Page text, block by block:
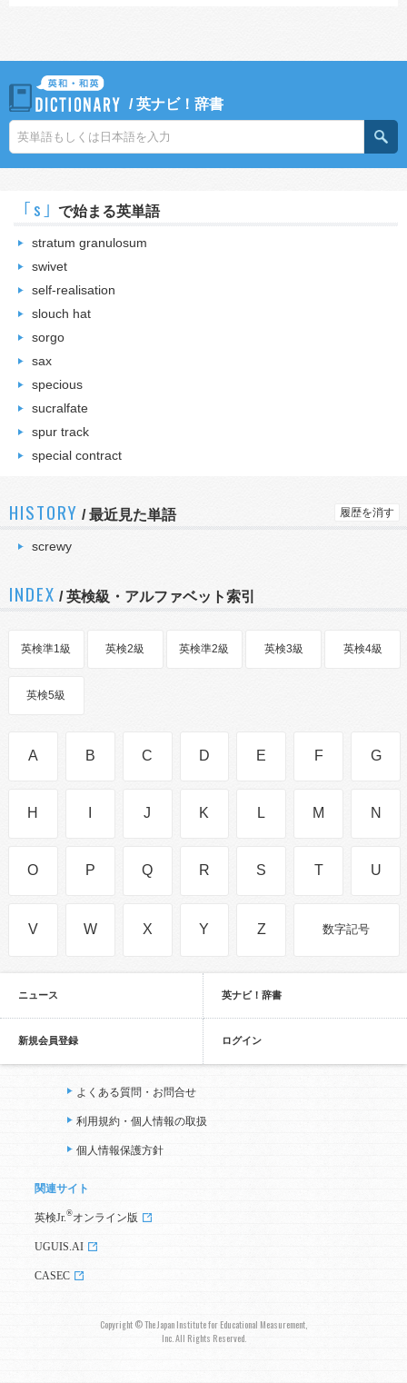
/英ナビ！辞書
｢s｣ で始まる英単語
stratum granulosum
swivet
self-realisation
slouch hat
sorgo
sax
specious
sucralfate
spur track
special contract
HISTORY /最近見た単語 履歴を消す
screwy
INDEX / 英検級・アルファベット索引
英検準1級 英検2級 英検準2級 英検3級 英検4級
英検5級
A B C D E F G
H J K L M N
O P Q R S T U
V W X Y Z 数字記号
ニュース 英ナビ！辞書
新規会員登録 ログイン
よくある質問・お問合せ
利用規約・個人情報の取扱
個人情報保護方針
関連サイト
英検Jr. ®オンライン版
UGUIS.AI
CASEC
Copyright © The Japan Institute for Educational Measurement,
Inc. All Rights Reserved.